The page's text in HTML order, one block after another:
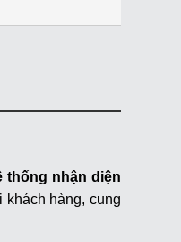
thống nhận diện
hàng, cung